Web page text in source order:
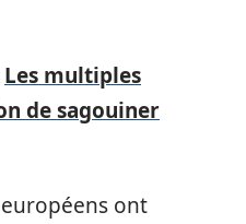
Les multiples
de sagouiner
européens ont